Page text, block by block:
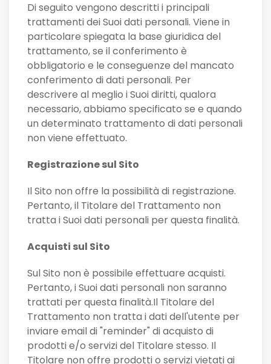
Di seguito vengono descritti i principali
trattamenti dei Suoi dati personali. Viene in
particolare spiegata la base giuridica del
trattamento, se il conferimento è
obbligatorio e le conseguenze del mancato
conferimento di dati personali. Per
descrivere al meglio i Suoi diritti, qualora
necessario, abbiamo specificato se e quando
un determinato trattamento di dati personali
non viene effettuato.
Registrazione sul Sito
Il Sito non offre la possibilità di registrazione.
Pertanto, il Titolare del Trattamento non
tratta i Suoi dati personali per questa finalità.
Acquisti sul Sito
Sul Sito non è possibile effettuare acquisti.
Pertanto, i Suoi dati personali non saranno
trattati per questa finalità.Il Titolare del
Trattamento non tratta i dati dell'utente per
inviare email di "reminder" di acquisto di
prodotti e/o servizi del Titolare stesso. Il
Titolare non offre prodotti o servizi vietati ai